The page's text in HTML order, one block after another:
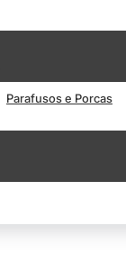
Parafusos e Porcas